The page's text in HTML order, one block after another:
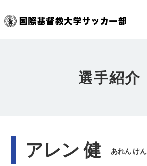
選手紹介
アレン 健 あれん けん